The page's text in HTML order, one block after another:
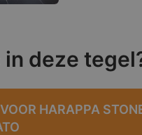
deze
HARAPPA